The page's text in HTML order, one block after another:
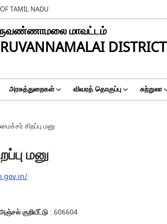
TAMIL NADU
மாவட்டம்
DISTRICT
அரசுத்துறைகள் விவரத் தொகுப்பு சுற்றுலா
சிறப்பு மனு
மனு
குறியீட்டு: 606604